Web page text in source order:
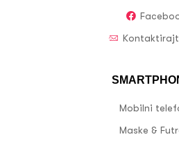
Mobilni
Maske &